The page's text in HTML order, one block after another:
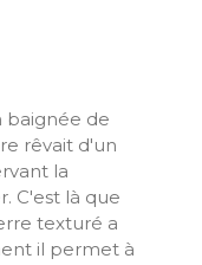
baignée de
rêvait d'un
la
C'est là que
texturé a
il permet à